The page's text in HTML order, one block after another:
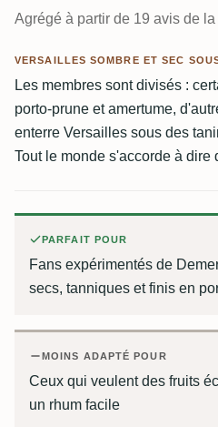
Agrégé à partir de 19 avis de
VERSAILLES SOMBRE ET SEC
Les membres sont divisés :
porto-prune et amertume,
enterre Versailles sous des
Tout le monde s'accorde à dire
PARFAIT POUR
Fans expérimentés de
secs, tanniques et finis en
MOINS ADAPTÉ POUR
Ceux qui veulent des fruits
un rhum facile